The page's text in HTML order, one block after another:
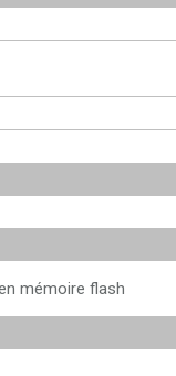
mémoire flash